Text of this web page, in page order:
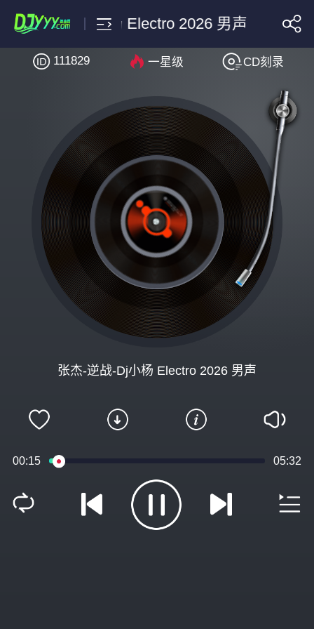
搜索
张杰-逆战-Dj小杨 Electro 2026 男声
张杰-逆战-Dj小杨 Electro 2026 男声
111829 一星级 CD刻录
00:15 05:32